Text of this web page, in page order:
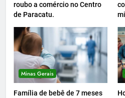
roubo a comércio no Centro
de Paracatu.
Minas Gerais
Família de bebê de 7 meses